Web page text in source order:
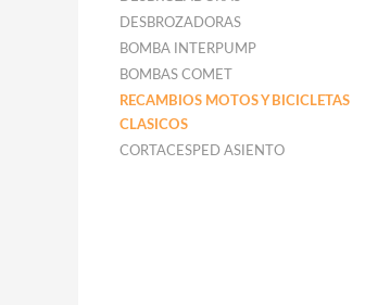
DESBROZADORAS
BOMBA INTERPUMP
BOMBAS COMET
RECAMBIOS MOTOS Y BICICLETAS
CLASICOS
CORTACESPED ASIENTO